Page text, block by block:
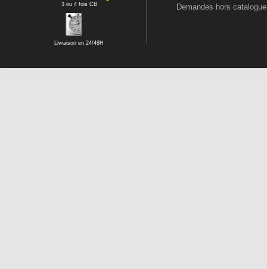
3 ou 4 fois CB
Livraison en 24/48H
Demandes hors catalogue